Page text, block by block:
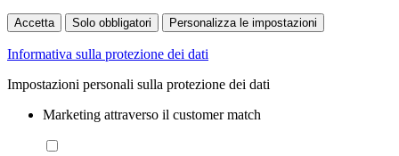
Accetta Solo obbligatori Personalizza le impostazioni
Informativa sulla protezione dei dati
Impostazioni personali sulla protezione dei dati
Marketing attraverso il customer match